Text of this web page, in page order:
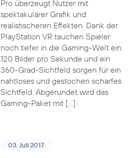
Pro überzeugt Nutzer mit
spektakulärer Grafik und
realistischeren Effekten. Dank der
PlayStation VR tauchen Spieler
noch tiefer in die Gaming-Welt ein.
120 Bilder pro Sekunde und ein
360-Grad-Sichtfeld sorgen für ein
nahtloses und gestochen scharfes
Sichtfeld. Abgerundet wird das
Gaming-Paket mit […]
03. Juli 2017